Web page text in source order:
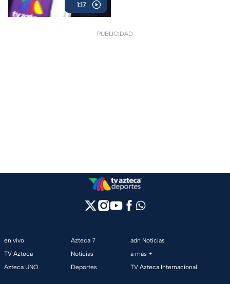
1:17
PUBLICIDAD
en vivo
TV Azteca
Azteca UNO
Azteca 7
Noticias
Deportes
adn Noticias
a más +
TV Azteca Internacional